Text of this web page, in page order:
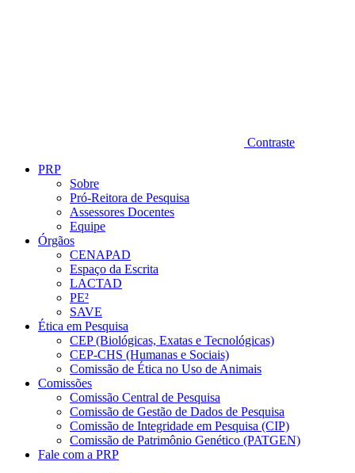
Contraste
PRP
Sobre
Pró-Reitora de Pesquisa
Assessores Docentes
Equipe
Órgãos
CENAPAD
Espaço da Escrita
LACTAD
PE²
SAVE
Ética em Pesquisa
CEP (Biológicas, Exatas e Tecnológicas)
CEP-CHS (Humanas e Sociais)
Comissão de Ética no Uso de Animais
Comissões
Comissão Central de Pesquisa
Comissão de Gestão de Dados de Pesquisa
Comissão de Integridade em Pesquisa (CIP)
Comissão de Patrimônio Genético (PATGEN)
Fale com a PRP